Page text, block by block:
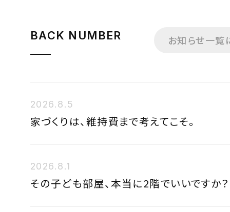
BACK NUMBER お知らせ一覧
2026.8.5
家づくりは、維持費まで考えてこそ。
2026.8.1
その子ども部屋、本当に2階でいいですか？